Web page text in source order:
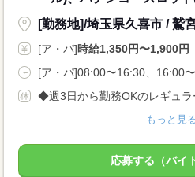
[勤務地]/埼玉県久喜市 / 鷲
[ア・パ]時給1,350円〜1,900円
[ア・パ]08:00〜16:30、16:00
◆週3日から勤務OKのレギュラ
もっと見
応募する（バイ